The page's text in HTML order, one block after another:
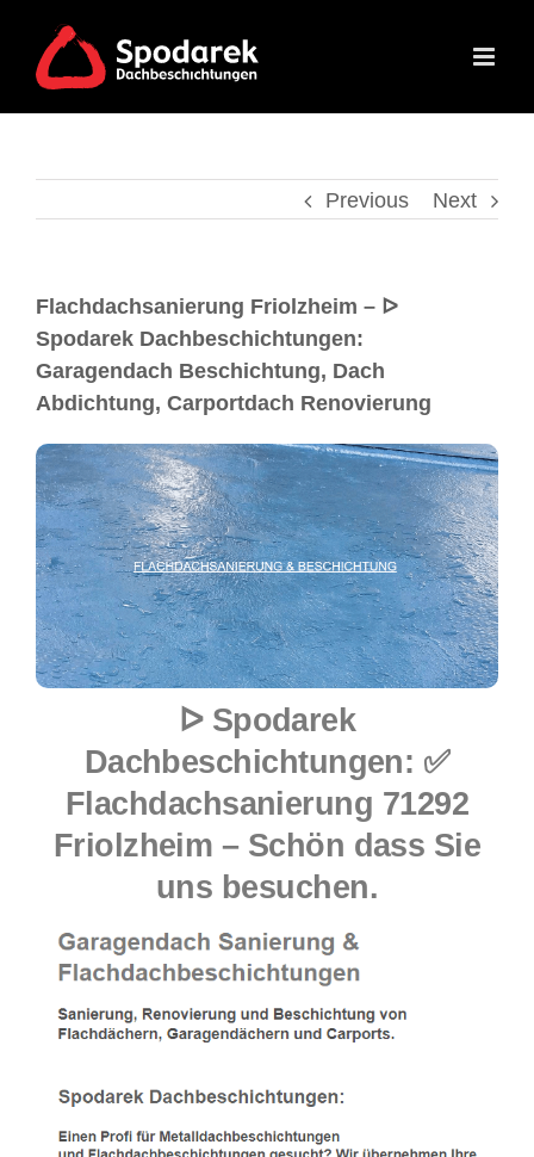
Previous Next
Flachdachsanierung Friolzheim – ᐅ
Spodarek Dachbeschichtungen:
Garagendach Beschichtung, Dach
Abdichtung, Carportdach Renovierung
ᐅ Spodarek
Dachbeschichtungen: ✅
Flachdachsanierung 71292
Friolzheim – Schön dass Sie
uns besuchen.